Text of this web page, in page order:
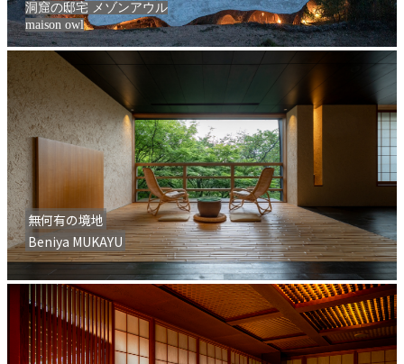
洞窟の邸宅 メゾンアウル
maison owl
無何有の境地
Beniya MUKAYU